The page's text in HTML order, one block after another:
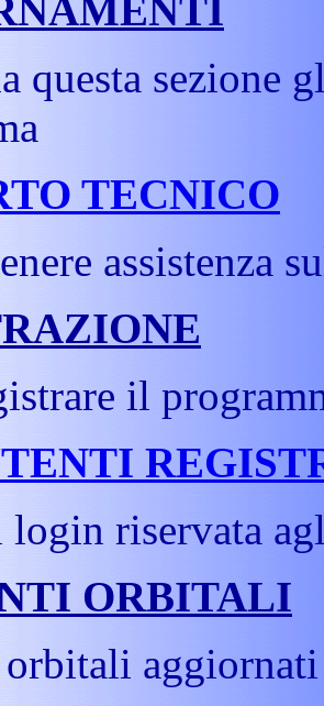
questa sezione
TECNICO
assistenza
il
login riservata
ORBITALI